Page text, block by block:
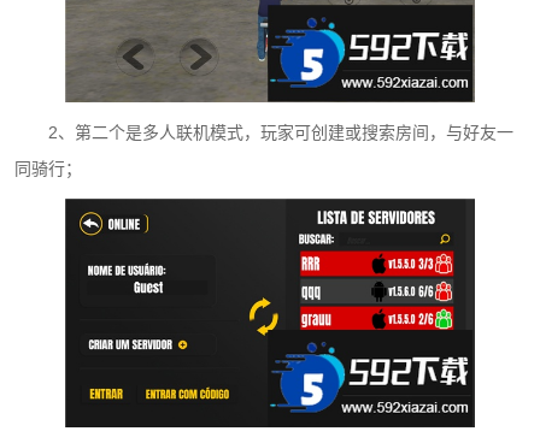
2、第二个是多人联机模式，玩家可创建或搜索房间，与好友一
同骑行；